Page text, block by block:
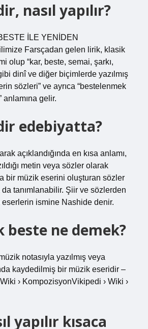
nasıl yapılır?
İLE YENİDEN
Farsçadan gelen lirik, klasik
olup “kar, beste, semai, şarkı,
dinî ve diğer biçimlerde yazılmış
sözleri” ve ayrıca “bestelenmek
anlamına gelir.
edebiyatta?
açıklandığında en kısa anlamı,
metin veya sözler olarak
bir müzik eserini oluşturan sözler
tanımlanabilir. Şiir ve sözlerden
ismine Nashide denir.
beste ne demek?
notasıyla yazılmış veya
kaydedilmiş bir müzik eseridir –
› KompozisyonVikipedi › Wiki ›
yapılır kısaca